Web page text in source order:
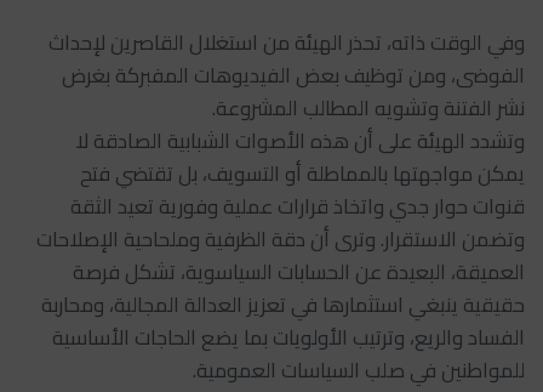
وفي الوقت ذاته، تحذر الهيئة من استغلال القاصرين لإحداث
الفوضى، ومن توظيف بعض الفيديوهات المفبركة بغرض
نشر الفتنة وتشويه المطالب المشروعة.
وتشدد الهيئة على أن هذه الأصوات الشبابية الصادقة لا
يمكن مواجهتها بالمماطلة أو التسويف، بل تقتضي فتح
قنوات حوار جدي واتخاذ قرارات عملية وفورية تعيد الثقة
وتضمن الاستقرار. وترى أن دقة الظرفية وملحاحية الإصلاحات
العميقة، البعيدة عن الحسابات السياسوية، تشكل فرصة
حقيقية ينبغي استثمارها في تعزيز العدالة المجالية، ومحاربة
الفساد والريع، وترتيب الأولويات بما يضع الحاجات الأساسية
للمواطنين في صلب السياسات العمومية.